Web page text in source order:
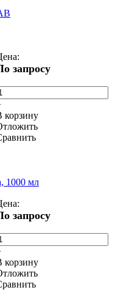
запросу
корзину
1000 мл
запросу
корзину